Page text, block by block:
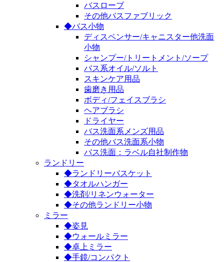
バスローブ
その他バスファブリック
◆バス小物
ディスペンサー/キャニスター他洗面
小物
シャンプー/トリートメント/ソープ
バス系オイル/ソルト
スキンケア用品
歯磨き用品
ボディ/フェイスブラシ
ヘアブラシ
ドライヤー
バス洗面系メンズ用品
その他バス洗面系小物
バス洗面：ラベル自社制作物
ランドリー
◆ランドリーバスケット
◆タオルハンガー
◆洗剤/リネンウォーター
◆その他ランドリー小物
ミラー
◆姿見
◆ウォールミラー
◆卓上ミラー
◆手鏡/コンパクト